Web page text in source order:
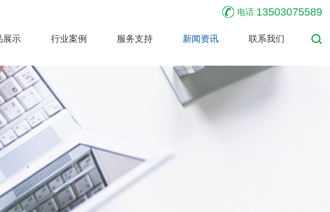
电话:13503075589
展示 行业案例 服务支持 新闻资讯 联系我们